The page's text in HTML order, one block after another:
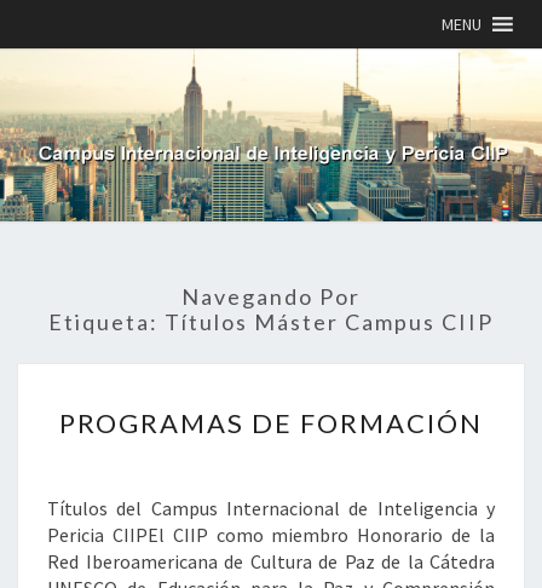
MENU
Navegando Por
Etiqueta: Títulos Máster Campus CIIP
DE
PROGRAMAS DE FORMACIÓN
Títulos del Campus Internacional de Inteligencia y
Pericia CIIPEl CIIP como miembro Honorario de la
Red Iberoamericana de Cultura de Paz de la Cátedra